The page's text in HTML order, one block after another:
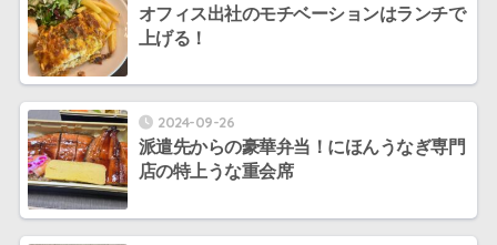
オフィス出社のモチベーションはランチで
上げる！
2024-09-26
派遣先からの豪華弁当！にほんうなぎ専門
店の特上うな重会席